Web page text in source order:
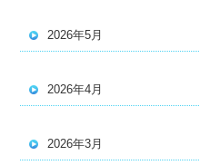
2026年5月
2026年4月
2026年3月